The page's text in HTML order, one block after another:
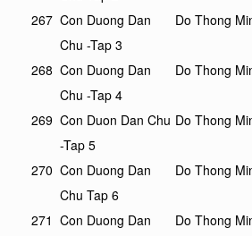
267 Con Duong Dan
Chu -Tap 3
Do Thong
268 Con Duong Dan
Chu -Tap 4
Do Thong
269 Con Duon Dan Chu
-Tap 5
Do Thong
270 Con Duong Dan
Chu Tap 6
Do Thong
271 Con Duong Dan
Do Thong